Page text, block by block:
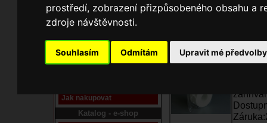
prostředí, zobrazení přizpůsobeného obsahu a
zdroje návštěvnosti.
Souhlasím Odmítám Upravit mé předvolby
Pracoviště laser
Nové pracoviště firmy
Jak nakupovat
Katalog - e-shop
E-shop JOKR
Kód /